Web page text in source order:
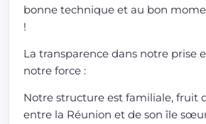
bonne technique et au bon
!
La transparence dans notre prise
notre force :
Notre structure est familiale, fruit
entre la Réunion et de son île sœur